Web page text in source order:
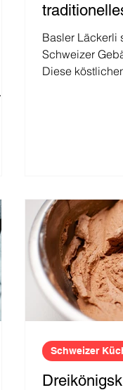
Basler Läckerli
Schweizer
Diese
Schweizer